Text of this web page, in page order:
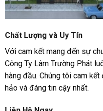
Chất Lượng và Uy Tín
Với cam kết mang đến sự
Công Ty Lâm Trường Phát
hàng đầu. Chúng tôi cam
hảo và đáng tin cậy nhất.